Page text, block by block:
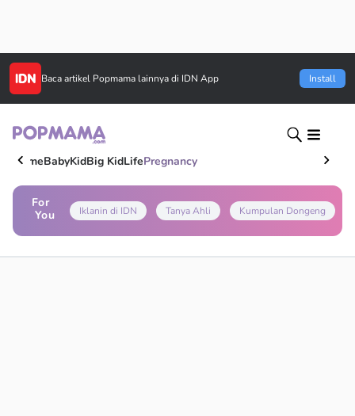
Baca artikel Popmama lainnya di IDN App Install
HomeBabyKidBig KidLifePregnancy
For
You
Iklanin di IDN Tanya Ahli Kumpulan Dongeng